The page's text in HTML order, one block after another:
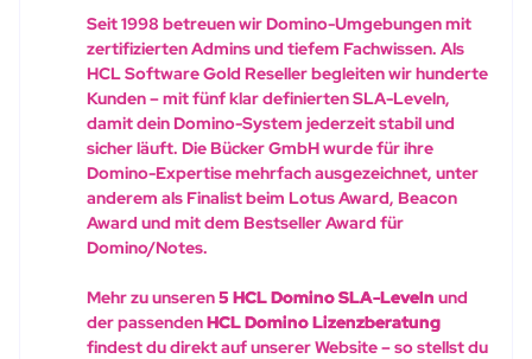
Seit 1998 betreuen wir Domino-Umgebungen mit
zertifizierten Admins und tiefem Fachwissen. Als
HCL Software Gold Reseller begleiten wir hunderte
Kunden – mit fünf klar definierten SLA-Leveln,
damit dein Domino-System jederzeit stabil und
sicher läuft. Die Bücker GmbH wurde für ihre
Domino-Expertise mehrfach ausgezeichnet, unter
anderem als Finalist beim Lotus Award, Beacon
Award und mit dem Bestseller Award für
Domino/Notes.
Mehr zu unseren5 HCL Domino SLA-Leveln und
der passendenHCL Domino Lizenzberatung
findest du direkt auf unserer Website – so stellst du